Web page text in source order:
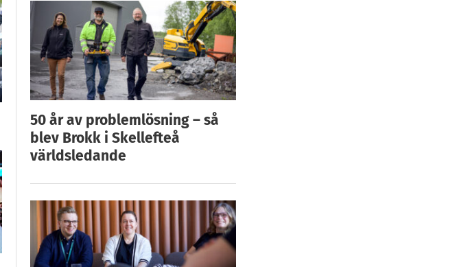
50 år av problemlösning – så
blev Brokk i Skellefteå
världsledande